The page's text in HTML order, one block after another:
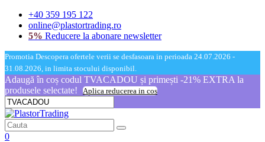
+40 359 195 122
online@plastortrading.ro
5% Reducere la abonare newsletter
Promotia Descopera ofertele verii se desfasoara in perioada 24.07.2026 -
31.08.2026, in limita stocului disponibil.
Adaugă în coș codul TVACADOU și primești -21% EXTRA la
produsele selectate!
Aplica reducerea in cos
0